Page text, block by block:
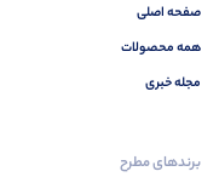
صفحه اصلی
همه محصولات
مجله خبری
برندهای مطرح